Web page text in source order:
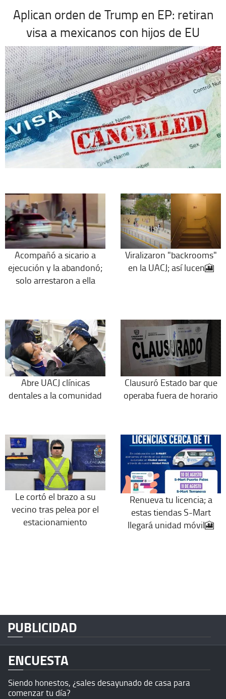
Aplican orden de Trump en EP: retiran
visa a mexicanos con hijos de EU
Acompañó a sicario a
ejecución y la abandonó;
solo arrestaron a ella
Viralizaron "backrooms"
en la UACJ; así lucen🎦
Abre UACJ clínicas
dentales a la comunidad
Clausuró Estado bar que
operaba fuera de horario
Le cortó el brazo a su
vecino tras pelea por el
estacionamiento
Renueva tu licencia; a
estas tiendas S-Mart
llegará unidad móvil🎦
PUBLICIDAD
ENCUESTA
Siendo honestos, ¿sales desayunado de casa para
comenzar tu día?